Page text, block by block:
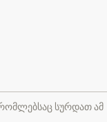
სურდათ ამ